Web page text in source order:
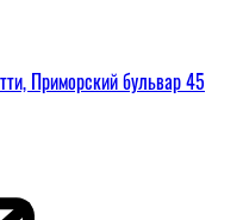
Приморский бульвар 45